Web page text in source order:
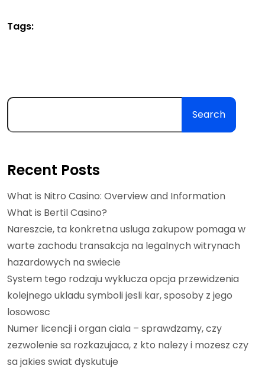
Tags:
Search
Recent Posts
What is Nitro Casino: Overview and Information
What is Bertil Casino?
Nareszcie, ta konkretna usluga zakupow pomaga w
warte zachodu transakcja na legalnych witrynach
hazardowych na swiecie
System tego rodzaju wyklucza opcja przewidzenia
kolejnego ukladu symboli jesli kar, sposoby z jego
losowosc
Numer licencji i organ ciala – sprawdzamy, czy
zezwolenie sa rozkazujaca, z kto nalezy i mozesz czy
sa jakies swiat dyskutuje